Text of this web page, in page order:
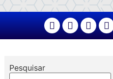
Pesquisar